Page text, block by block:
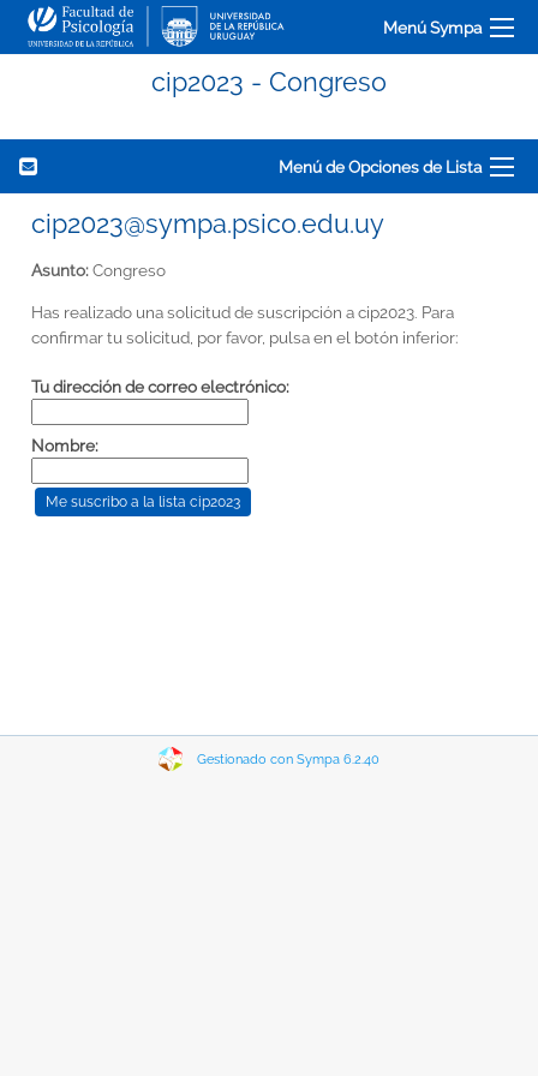
Menú Sympa
cip2023 - Congreso
Menú de Opciones de Lista
cip2023@sympa.psico.edu.uy
Asunto:Congreso
Has realizado una solicitud de suscripción a cip2023. Para
confirmar tu solicitud, por favor, pulsa en el botón inferior:
Tu dirección de correo electrónico:
Nombre:
Gestionado con Sympa 6.2.40